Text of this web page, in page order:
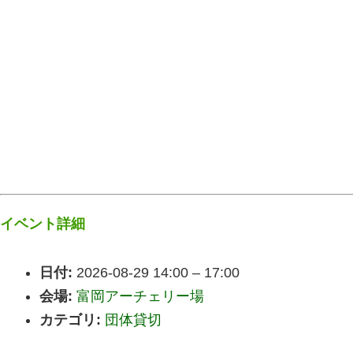
イベント詳細
日付: 2026-08-29 14:00 – 17:00
会場: 富岡アーチェリー場
カテゴリ: 団体貸切